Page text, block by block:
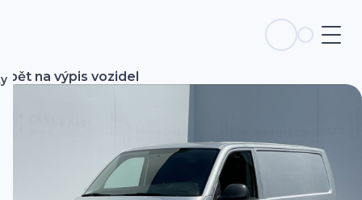
Zpět na výpis vozidel